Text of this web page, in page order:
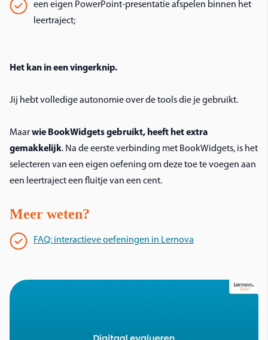
een eigen PowerPoint-presentatie afspelen binnen het
leertraject;
Het kan in een vingerknip.
Jij hebt volledige autonomie over de tools die je gebruikt.
Maarwie BookWidgets gebruikt, heeft het extra
gemakkelijk. Na de eerste verbinding met BookWidgets, is het
selecteren van een eigen oefening om deze toe te voegen aan
een leertraject een fluitje van een cent.
Meer weten?
FAQ: interactieve oefeningen in Lernova